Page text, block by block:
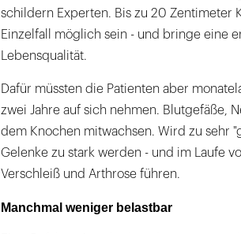
schildern Experten. Bis zu 20 Zentimeter
Einzelfall möglich sein - und bringe eine
Lebensqualität.
Dafür müssten die Patienten aber
zwei Jahre auf sich nehmen. Blutgefäße,
dem Knochen mitwachsen. Wird zu sehr
Gelenke zu stark werden - und im Laufe
Verschleiß und Arthrose führen.
Manchmal weniger belastbar